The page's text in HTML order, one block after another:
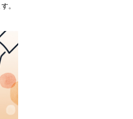
。